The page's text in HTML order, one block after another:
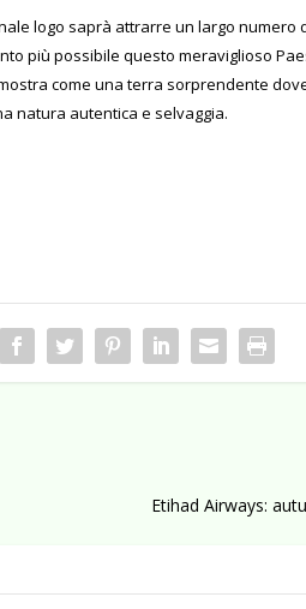
logo saprà attrarre un largo numero
più possibile questo meraviglioso
come una terra sorprendente
natura autentica e selvaggia.
Etihad Airways: